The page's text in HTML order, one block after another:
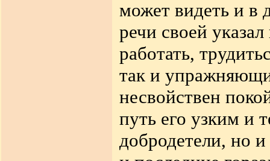
может видеть и в
речи своей
работать,
так и
несвойствен
путь его узким и
добродетели, но